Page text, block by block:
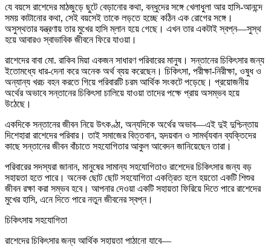
যে বয়সে রাশেদের মাঠজুড়ে ছুটে বেড়ানোর কথা, বন্ধুদের সঙ্গে খেলাধুলা আর হাসি-আনন্দে
সময় কাটানোর কথা, সেই বয়সেই তাকে লড়তে হচ্ছে কঠিন এক রোগের সঙ্গে।
অসুস্থতার যন্ত্রণায় তার মুখের হাসি ম্লান হয়ে গেছে। এখন তার একটাই স্বপ্ন—সুস্থ
হয়ে আবারও স্বাভাবিক জীবনে ফিরে যাওয়া।
রাশেদের বাবা মো. রাকিব মিয়া একজন সাধারণ পরিবারের মানুষ। সন্তানের চিকিৎসার জন্য
ইতোমধ্যে ধার-দেনা করে অনেক অর্থ ব্যয় করেছেন। চিকিৎসা, পরীক্ষা-নিরীক্ষা, ওষুধ ও
অন্যান্য খরচ বহন করতে গিয়ে পরিবারটি চরম আর্থিক সংকটে পড়েছে। প্রয়োজনীয়
অর্থের অভাবে সন্তানের চিকিৎসা চালিয়ে যাওয়া তাদের পক্ষে প্রায় অসম্ভব হয়ে
উঠেছে।
একদিকে সন্তানের জীবন নিয়ে উৎকণ্ঠা, অন্যদিকে অর্থের অভাব—এই দুই দুশ্চিন্তায়
দিশেহারা রাশেদের পরিবার। তাই সমাজের বিত্তবান, হৃদয়বান ও সামর্থ্যবান ব্যক্তিদের
কাছে সন্তানের জীবন বাঁচাতে সহযোগিতার আকুল আবেদন জানিয়েছেন তারা।
পরিবারের সদস্যরা জানান, মানুষের সামান্য সহযোগিতাও রাশেদের চিকিৎসার জন্য বড়
সহায়তা হতে পারে। অনেক ছোট ছোট সহযোগিতা একত্রিত হলে হয়তো একটি শিশুর
জীবন রক্ষা করা সম্ভব হবে। আপনার দেওয়া একটি সহায়তা ফিরিয়ে দিতে পারে রাশেদের
মুখের হাসি, এনে দিতে পারে নতুন জীবনের স্বপ্ন।
চিকিৎসায় সহযোগিতা
রাশেদের চিকিৎসার জন্য আর্থিক সহায়তা পাঠানো যাবে—